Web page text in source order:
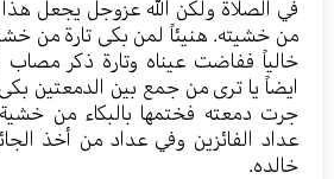
في الصلاة ولکن الله عزوجل یجعل هذا
من خشیته. هنیئاً لمن بکی تارة من
خالیاً ففاضت عیناه وتارة ذکر مصاب
ایضاً یا تری من جمع بین الدمعتین
جرت دمعته فختمها بالبکاء من
عداد الفائزین وفي عداد من أخذ
خالده.